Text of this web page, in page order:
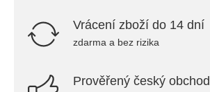
Vrácení zboží do 14 dní
zdarma a bez rizika
Prověřený český obchod